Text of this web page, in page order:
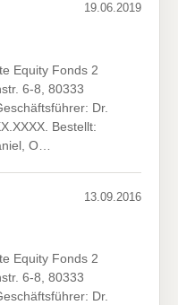
19.06.2019
Equity Fonds 2
6-8, 80333
Dr.
Bestellt:
O…
13.09.2016
Equity Fonds 2
6-8, 80333
Dr.